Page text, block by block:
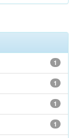
1
1
1
1